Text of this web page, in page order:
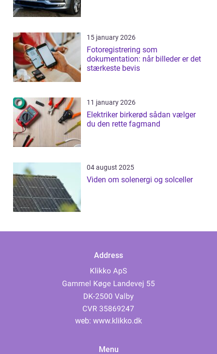
15 january 2026
Fotoregistrering som
dokumentation: når billeder er det
stærkeste bevis
11 january 2026
Elektriker birkerød sådan vælger
du den rette fagmand
04 august 2025
Viden om solenergi og solceller
Address
web: www.klikko.dk
Menu